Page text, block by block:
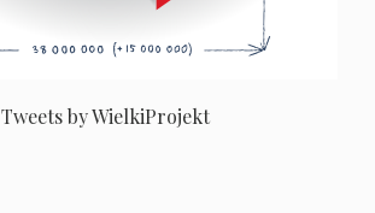
Tweets by WielkiProjekt